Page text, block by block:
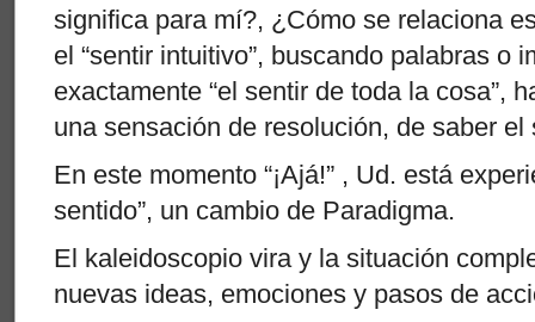
significa para mí?, ¿Cómo se relaciona
el “sentir intuitivo”, buscando palabras o
exactamente “el sentir de toda la cosa”,
una sensación de resolución, de saber el
En este momento “¡Ajá!” , Ud. está
sentido”, un cambio de Paradigma.
El kaleidoscopio vira y la situación
nuevas ideas, emociones y pasos de